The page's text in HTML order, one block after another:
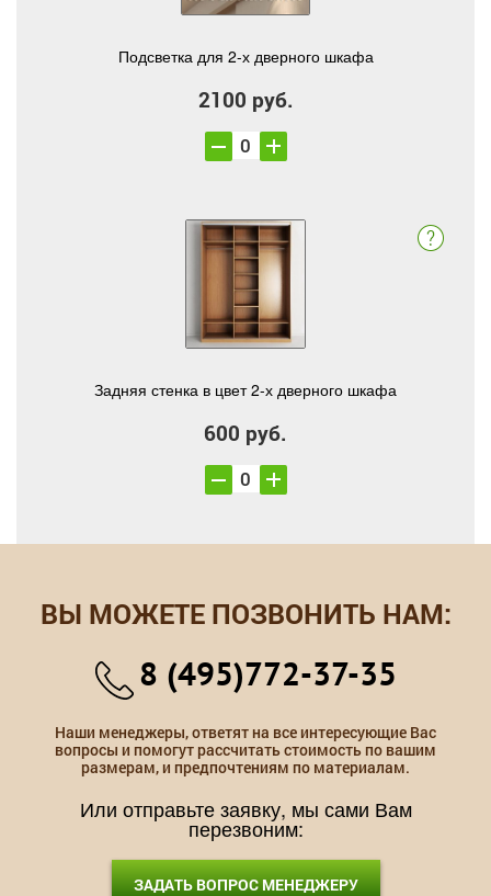
Подсветка для 2-х дверного шкафа
2100 руб.
Задняя стенка в цвет 2-х дверного шкафа
600 руб.
ВЫ МОЖЕТЕ ПОЗВОНИТЬ НАМ:
8 (495)772-37-35
Наши менеджеры, ответят на все интересующие Вас
вопросы и помогут рассчитать стоимость по вашим
размерам, и предпочтениям по материалам.
Или отправьте заявку, мы сами Вам
перезвоним:
ЗАДАТЬ ВОПРОС МЕНЕДЖЕРУ